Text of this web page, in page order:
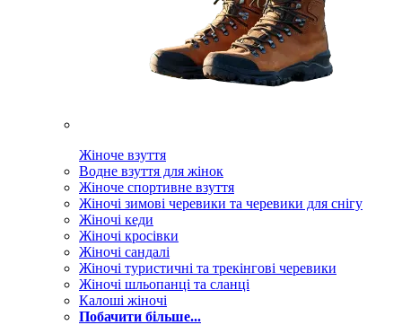
Жіноче взуття
Водне взуття для жінок
Жіноче спортивне взуття
Жіночі зимові черевики та черевики для снігу
Жіночі кеди
Жіночі кросівки
Жіночі сандалі
Жіночі туристичні та трекінгові черевики
Жіночі шльопанці та сланці
Калоші жіночі
Побачити більше...